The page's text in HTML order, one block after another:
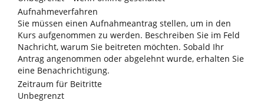
Aufnahmeverfahren
Sie müssen einen Aufnahmeantrag stellen, um in den
Kurs aufgenommen zu werden. Beschreiben Sie im Feld
Nachricht, warum Sie beitreten möchten. Sobald Ihr
Antrag angenommen oder abgelehnt wurde, erhalten Sie
eine Benachrichtigung.
Zeitraum für Beitritte
Unbegrenzt